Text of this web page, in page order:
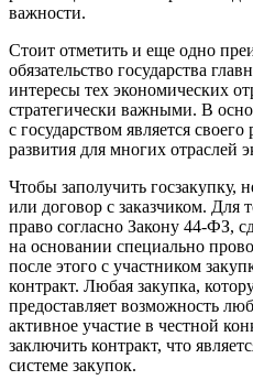
важности.
Стоит отметить и еще одно
обязательство государства
интересы тех экономических
стратегически важными. В
с государством является
развития для многих отраслей
Чтобы заполучить госзакупку,
или договор с заказчиком. Для
право согласно Закону 44-ФЗ,
на основании специально
после этого с участником
контракт. Любая закупка,
предоставляет возможность
активное участие в чест­ной
заключить контракт, что
системе закупок.